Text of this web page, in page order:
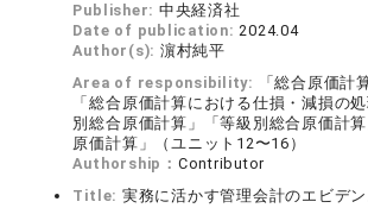
Publisher: 中央経済社
Date of publication:2024.04
Author(s): 濵村純平
Area of responsibility:
「総合原価計
「総合原価計算における仕損・減損の
別総合原価計算」「等級別総合原価計
原価計算」（ユニット12〜16）
Authorship： Contributor
Title: 実務に活かす管理会計のエビデン